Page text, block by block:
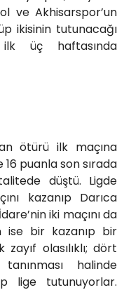
ve Akhisarspor’un
ikisinin tutunacağı
üç haftasında
ötürü ilk maçına
16 puanla son sırada
düştü. Ligde
kazanıp Darıca
iki maçını da
ise bir kazanıp bir
olasılıklı; dört
halinde
lige tutunuyorlar.